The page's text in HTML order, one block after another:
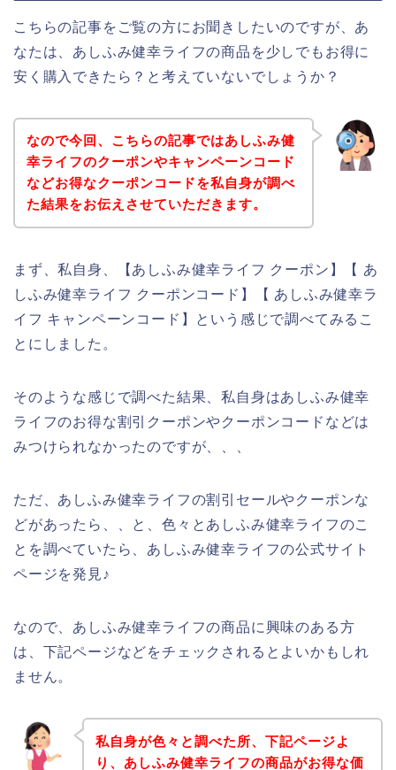
こちらの記事をご覧の方にお聞きしたいのですが、あ
なたは、あしふみ健幸ライフの商品を少しでもお得に
安く購入できたら？と考えていないでしょうか？
なので今回、こちらの記事ではあしふみ健
幸ライフのクーポンやキャンペーンコード
などお得なクーポンコードを私自身が調べ
た結果をお伝えさせていただきます。
まず、私自身、【あしふみ健幸ライフ クーポン】【 あ
しふみ健幸ライフ クーポンコード】【 あしふみ健幸ラ
イフ キャンペーンコード】という感じで調べてみるこ
とにしました。
そのような感じで調べた結果、私自身はあしふみ健幸
ライフのお得な割引クーポンやクーポンコードなどは
みつけられなかったのですが、、、
ただ、あしふみ健幸ライフの割引セールやクーポンな
どがあったら、、と、色々とあしふみ健幸ライフのこ
とを調べていたら、あしふみ健幸ライフの公式サイト
ページを発見♪
なので、あしふみ健幸ライフの商品に興味のある方
は、下記ページなどをチェックされるとよいかもしれ
ません。
私自身が色々と調べた所、下記ページよ
り、あしふみ健幸ライフの商品がお得な価